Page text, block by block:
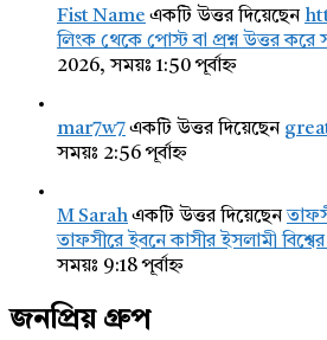
Fist Name একটি উত্তর দিয়েছেন
লিংক থেকে পোস্ট বা প্রশ্ন উত্তর
2026, সময়ঃ 1:50 পূর্বাহ্ন
mar7w7একটি উত্তর দিয়েছেন
সময়ঃ 2:56 পূর্বাহ্ন
M Sarahএকটি উত্তর দিয়েছেন
তাফসীরে ইবনে কাসীর ইসলামী
সময়ঃ 9:18 পূর্বাহ্ন
জনপ্রিয় গ্রুপ